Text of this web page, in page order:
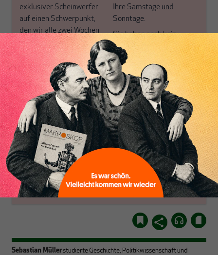
Inhaltsverzeichnis
exklusiver Scheinwerfer
auf einen Schwerpunkt,
den wir alle zwei Wochen
für unsere ABO+ Leser
neu ausrichten.
Warum versteht fast
niemand unser eigenes
Geldsystem? Macht
Arbeitszeitverkürzung
Sinn? Wie geht es mit der
Globalisierung weiter?
Mit ausgewählten Texten
stellen wir uns großen
Fragen aus verschiedenen
Perspektiven –
kontrovers, tiefgründig
Ihre Samstage und
Sonntage.
Sie haben noch kein
Abo+? Dann werten Sie
jetzt auf und profitieren
von einem erweiterten
inhaltlichen Angebot und
anderen Vorteilen mehr.
ABONNIEREN SIE
MAKROSKOP
Schon Abonnent? Dann
hiereinloggen!
Sebastian Müller studierte Geschichte, Politikwissenschaft und